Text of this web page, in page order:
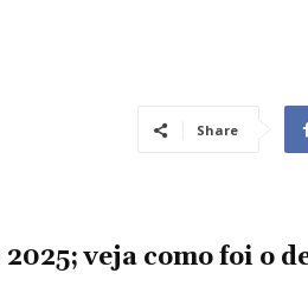
Share
veja como foi o